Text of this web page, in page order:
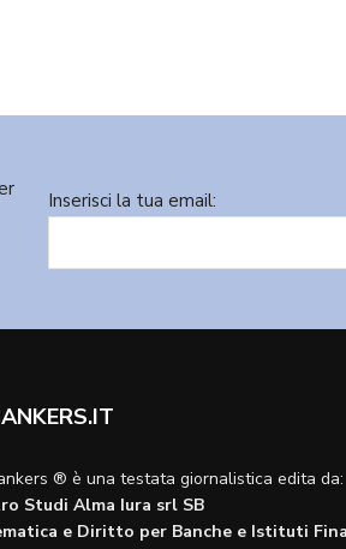
Inserisci la tua email:
® è una testata giornalistica edita da:
Studi Alma Iura srl SB
e Diritto per Banche e Istituti